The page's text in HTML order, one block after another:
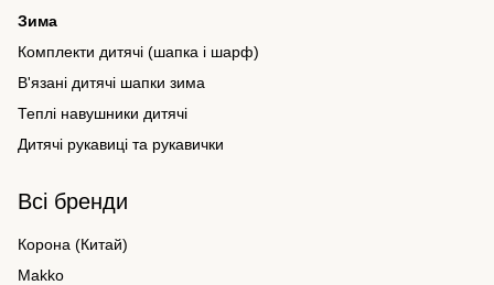
Зима
Комплекти дитячі (шапка і шарф)
В'язані дитячі шапки зима
Теплі навушники дитячі
Дитячі рукавиці та рукавички
Всі бренди
Корона (Китай)
Makko